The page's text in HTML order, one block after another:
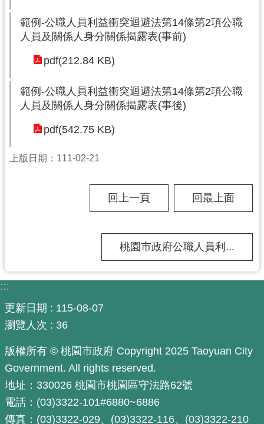
們
告
訊
臺
政
府
資
訊
公
開
機
關
範例-公職人員利益衝突迴避法第14條第2項公職
人員及關係人身分關係揭露表(事前)
pdf(212.84 KB)
範例-公職人員利益衝突迴避法第14條第2項公職
人員及關係人身分關係揭露表(事後)
pdf(542.75 KB)
上版日期：111-02-21
回上一頁 回最上面
桃園市政府公職人員利...
:::
更新日期
115-08-07
瀏覽人次
36
版權所有 © 桃園市政府 Copyright 2025 Taoyuan City
Government. All rights reserved.
地址：330026 桃園市桃園區守法路62號
電話：(03)3322-101#6880~6886
傳真：(03)3322-029、(03)3322-116、(03)3322-210